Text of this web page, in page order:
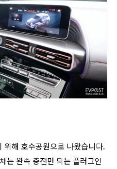
위해 호수공원으로 나왔습니다.
는 완속 충전만 되는 플러그인